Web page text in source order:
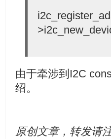
由于牵涉到I2C
绍。
原创文章，转发请